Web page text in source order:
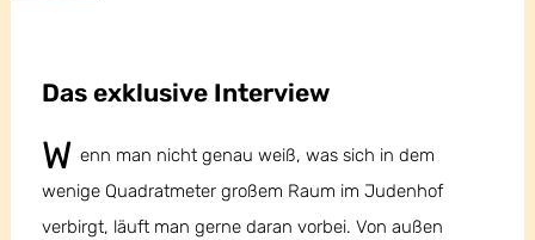
Das exklusive Interview
W enn man nicht genau weiß, was sich in dem
wenige Quadratmeter großem Raum im Judenhof
verbirgt, läuft man gerne daran vorbei. Von außen